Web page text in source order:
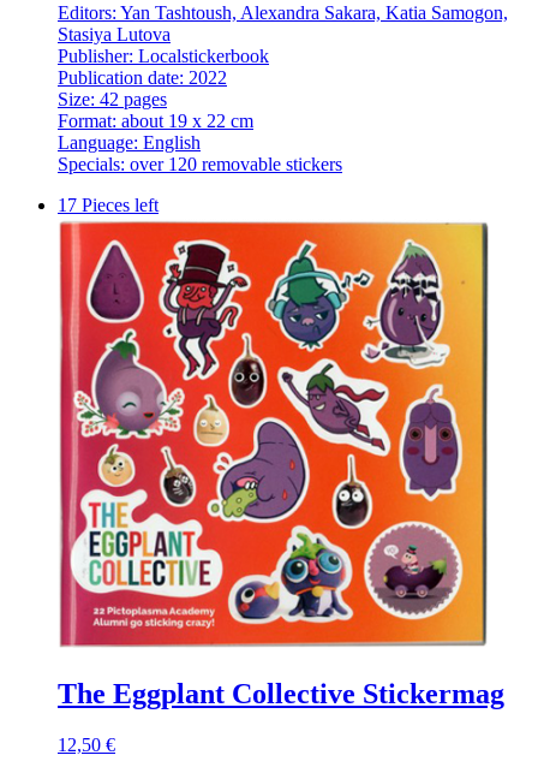
Editors: Yan Tashtoush, Alexandra Sakara, Katia Samogon,
Stasiya Lutova
Publisher: Localstickerbook
Publication date: 2022
Size: 42 pages
Format: about 19 x 22 cm
Language: English
Specials: over 120 removable stickers
17 Pieces left
The Eggplant Collective Stickermag
12,50 €